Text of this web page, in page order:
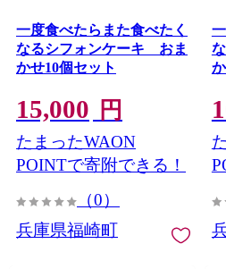
一度食べたらまた食べたく
なるシフォンケーキ おま
かせ10個セット
15,000 円
たまったWAON
POINTで寄附できる！
（0）
兵庫県福崎町